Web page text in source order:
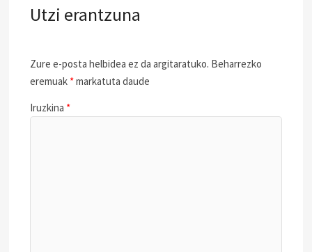
Utzi erantzuna
Zure e-posta helbidea ez da argitaratuko. Beharrezko
eremuak *markatuta daude
Iruzkina *